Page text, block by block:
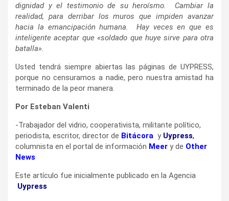
dignidad y el testimonio de su heroísmo. Cambiar la
realidad, para derribar los muros que impiden avanzar
hacia la emancipación humana. Hay veces en que es
inteligente aceptar que «soldado que huye sirve para otra
batalla».
Usted tendrá siempre abiertas las páginas de UYPRESS,
porque no censuramos a nadie, pero nuestra amistad ha
terminado de la peor manera.
Por Esteban Valenti
-Trabajador del vidrio, cooperativista, militante político,
periodista, escritor, director de Bitácora y Uypress,
columnista en el portal de información Meer y de Other
News
Este artículo fue inicialmente publicado en la Agencia
Uypress